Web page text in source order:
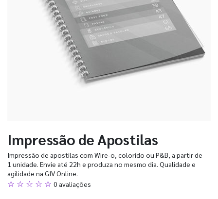
Impressão de Apostilas
Impressão de apostilas com Wire-o, colorido ou P&B, a partir de
1 unidade. Envie até 22h e produza no mesmo dia. Qualidade e
agilidade na GIV Online.
☆ ☆ ☆ ☆ ☆ 0 avaliações